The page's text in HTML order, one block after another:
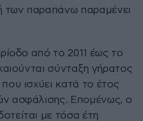
των παραπάνω παραµένει
από το 2011 έως το
σύνταξη γήρατος
ισχύει κατά το έτος
ασφάλισης. Εποµένως, ο
µε τόσα έτη